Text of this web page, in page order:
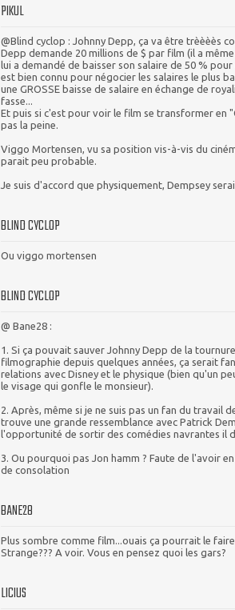
PIKUL
@Blind cyclop : Johnny Depp, ça va être trèèèès
Depp demande 20 millions de $ par film (il a
lui a demandé de baisser son salaire de 50 %
est bien connu pour négocier les salaires le plus
une GROSSE baisse de salaire en échange de
fasse...
Et puis si c'est pour voir le film se transformer en
pas la peine.
Viggo Mortensen, vu sa position vis-à-vis du
parait peu probable.
Je suis d'accord que physiquement, Dempsey
BLIND CYCLOP
Ou viggo mortensen
BLIND CYCLOP
@ Bane28 :
1. Si ça pouvait sauver Johnny Depp de la
filmographie depuis quelques années, ça serait
relations avec Disney et le physique (bien qu'un
le visage qui gonfle le monsieur).
2. Après, même si je ne suis pas un fan du travail
trouve une grande ressemblance avec Patrick
l'opportunité de sortir des comédies navrantes il
3. Ou pourquoi pas Jon hamm ? Faute de l'avoir
de consolation
BANE28
Plus sombre comme film...ouais ça pourrait le
Strange??? A voir. Vous en pensez quoi les gars?
LICIUS